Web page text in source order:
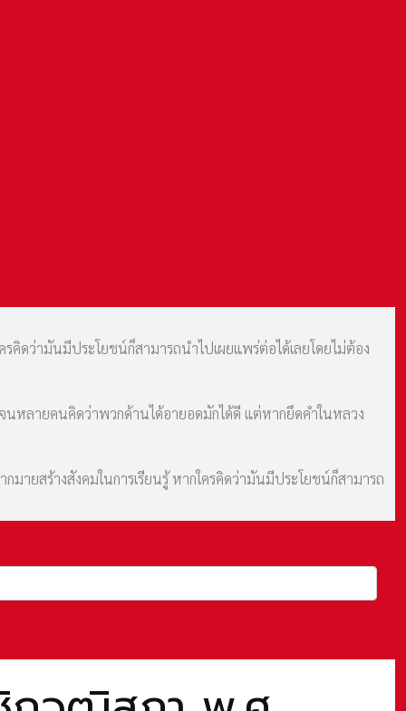
คิดว่ามันมีประโยชน์ก็สามารถนำไปเผยแพร่ต่อได้เลยโดยไม่ต้อง
หลายคนคิดว่าพวกด้านได้อายอดมักได้ดี แต่หากยึดคำในหลวง
ายสร้างสังคมในการเรียนรู้ หากใครคิดว่ามันมีประโยชน์ก็สามารถ